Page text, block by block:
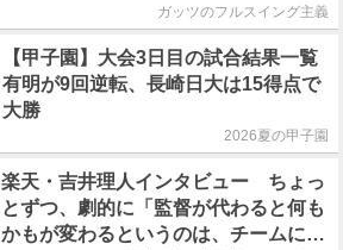
ガッツのフルスイング主義
【甲子園】大会3日目の試合結果一覧
有明が9回逆転、長崎日大は15得点で
大勝
2026夏の甲子園
楽天・吉井理人インタビュー ちょっ
とずつ、劇的に「監督が代わると何も
かもが変わるというのは、チームにと